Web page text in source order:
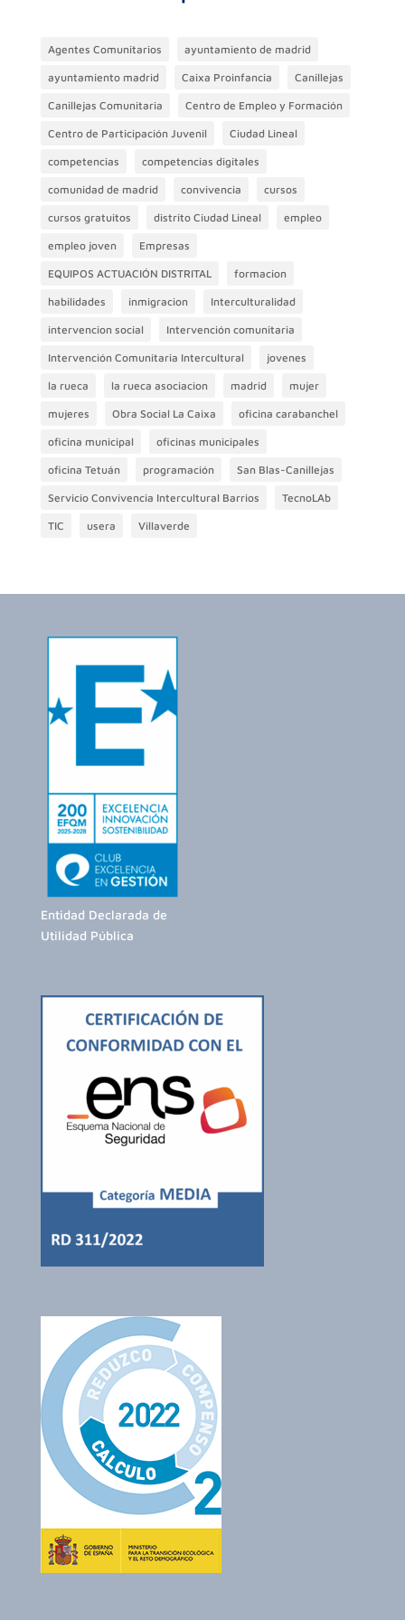
Agentes Comunitarios ayuntamiento de madrid
ayuntamiento madrid Caixa Proinfancia Canillejas
Canillejas Comunitaria Centro de Empleo y Formación
Centro de Participación Juvenil Ciudad Lineal
competencias competencias digitales
comunidad de madrid convivencia cursos
cursos gratuitos distrito Ciudad Lineal empleo
empleo joven Empresas
EQUIPOS ACTUACIÓN DISTRITAL formacion
habilidades inmigracion Interculturalidad
intervencion social Intervención comunitaria
Intervención Comunitaria Intercultural jovenes
la rueca la rueca asociacion madrid mujer
mujeres Obra Social La Caixa oficina carabanchel
oficina municipal oficinas municipales
oficina Tetuán programación San Blas-Canillejas
Servicio Convivencia Intercultural Barrios TecnoLAb
TIC usera Villaverde
Entidad Declarada de
Utilidad Pública